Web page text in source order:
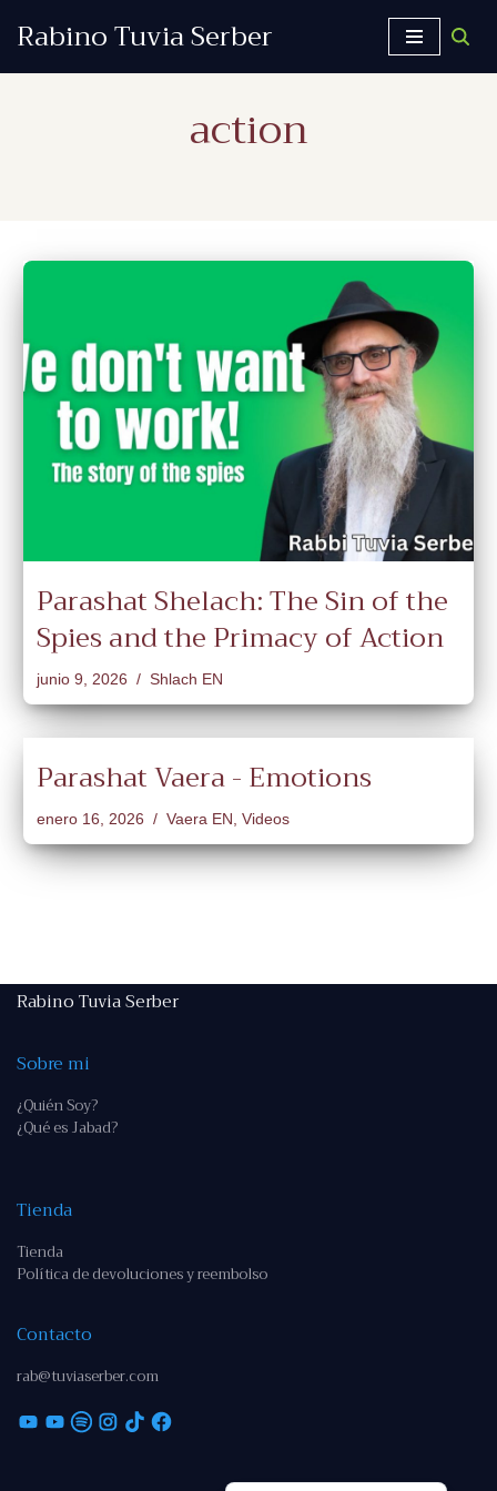
Rabino Tuvia Serber
action
Parashat Shelach: The Sin of the
Spies and the Primacy of Action
junio 9, 2026 Shlach EN
Parashat Vaera - Emotions
enero 16, 2026 Vaera EN Videos
Rabino Tuvia Serber
Sobre mi
¿Quién Soy?
¿Qué es Jabad?
Tienda
Tienda
Política de devoluciones y reembolso
Contacto
rab@tuviaserber.com